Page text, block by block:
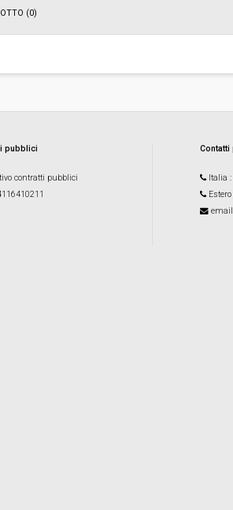
(0)
pubblici
contratti pubblici
Italia
Estero
email